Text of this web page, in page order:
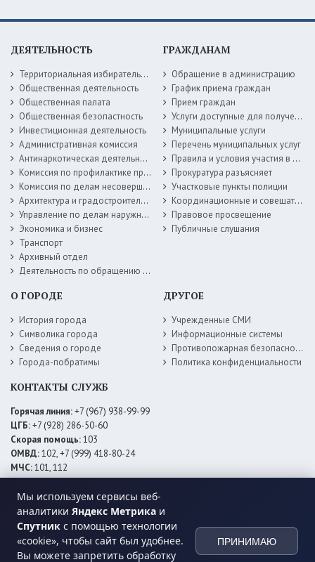
Мы используем сервисы веб-
аналитики Яндекс Метрика и
Спутник с помощью технологии
«cookie», чтобы сайт был удобнее.
Вы можете запретить обработку
ПРИНИМАЮ
ДЕЯТЕЛЬНОСТЬ
Территориальная избирательная комиссия
Общественная деятельность
Общественная палата
Общественная безопастность
Инвестиционная деятельность
Административная комиссия
Антинаркотическая деятельность
Комиссия по профилактике правонарушений
Комиссия по делам несовершеннолетних
Архитектура и градостроительство
Управление по делам наружной рекламы
Экономика и бизнес
Транспорт
Архивный отдел
Деятельность по обращению с животными без владельцев
ГРАЖДАНАМ
Обращение в администрацию
График приема граждан
Прием граждан
Услуги доступные для получения в электронной форме
Муниципальные услуги
Перечень муниципальных услуг
Правила и условия участия в жилищных программах
Прокуратура разъясняет
Участковые пункты полиции
Координационные и совещательные органы
Правовое просвещение
Публичные слушания
О ГОРОДЕ
История города
Символика города
Сведения о городе
Города-побратимы
ДРУГОЕ
Учрежденные СМИ
Информационные системы
Противопожарная безопасность
Политика конфиденциальности
КОНТАКТЫ СЛУЖБ
Горячая линия:+7 (967) 938-99-99
ЦГБ:+7 (928) 286-50-60
Скорая помощь:103
ОМВД:102, +7 (999) 418-80-24
МЧС:101, 112
ЕДДС:+7 (928) 576-09-83
Электросети:+7 (800) 220-02-20
Даггаз:+7 (928) 980-64-04
Горводоснаб: +7 (928) 559-59-74
Теплоснаб: +7 (928) 873-27-09
МФЦ:+7 (938) 777-82-44